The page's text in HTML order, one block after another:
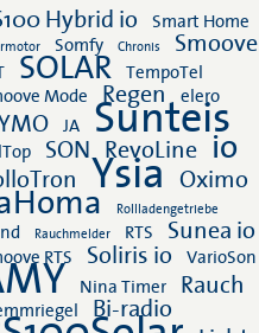
Hybrid io Smart Home
Somfy Chronis Smoove
SOLAR
TempoTel
Mode
Regen elero
JA Sunteis
SON RevoLine io
Ysia Oximo
Rollladengetriebe
Rauchmelder RTS Sunea io
RTS Soliris io VarioSon
Nina Timer Rauch
Bi-radio